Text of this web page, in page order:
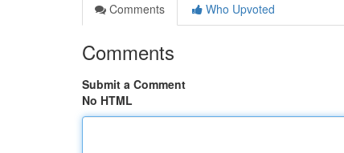
Comments
Who Upvoted
Comments
Submit a Comment
No HTML